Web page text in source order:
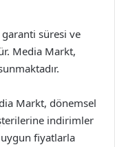
süresi ve
Media Markt,
Markt, dönemsel
indirimler
uygun fiyatlarla